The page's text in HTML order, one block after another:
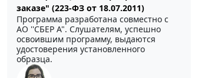
заказе" (223-ФЗ от 18.07.2011)
Программа разработана совместно с
АО ''СБЕР А". Слушателям, успешно
освоившим программу, выдаются
удостоверения установленного
образца.